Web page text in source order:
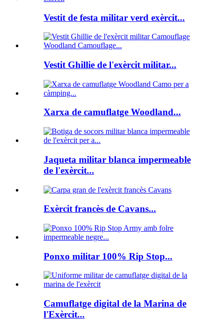
Vestit de festa militar verd exèrcit...
Vestit Ghillie de l'exèrcit militar...
Xarxa de camuflatge Woodland...
Jaqueta militar blanca impermeable
de l'exèrcit...
Exèrcit francès de Cavans...
Ponxo militar 100% Rip Stop...
Camuflatge digital de la Marina de
l'Exèrcit...